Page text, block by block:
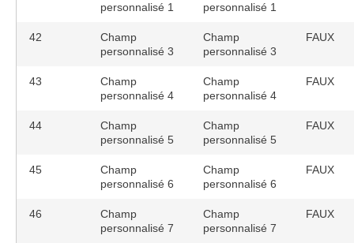
personnalisé 1
personnalisé 1
42
Champ
personnalisé 3
Champ
personnalisé 3
FAUX
43
Champ
personnalisé 4
Champ
personnalisé 4
FAUX
44
Champ
personnalisé 5
Champ
personnalisé 5
FAUX
45
Champ
personnalisé 6
Champ
personnalisé 6
FAUX
46
Champ
personnalisé 7
Champ
personnalisé 7
FAUX